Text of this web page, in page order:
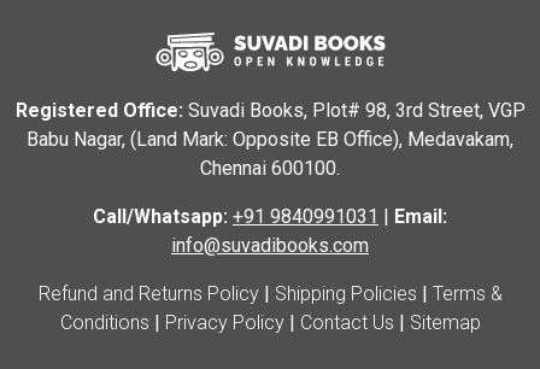
Registered Office: Suvadi Books, Plot# 98, 3rd Street, VGP
Babu Nagar, (Land Mark: Opposite EB Office), Medavakam,
Chennai 600100.
Call/Whatsapp: +91 9840991031 | Email:
info@suvadibooks.com
Refund and Returns Policy| Shipping Policies | Terms &
Conditions | Privacy Policy| Contact Us | Sitemap